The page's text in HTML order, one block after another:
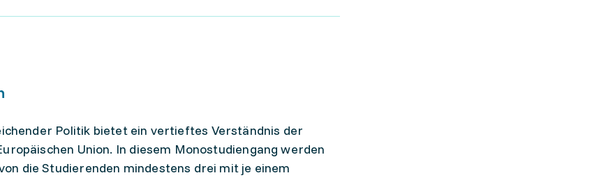
Politik bietet ein vertieftes Verständnis der
Union. In diesem Monostudiengang werden
die Studierenden mindestens drei mit je einem